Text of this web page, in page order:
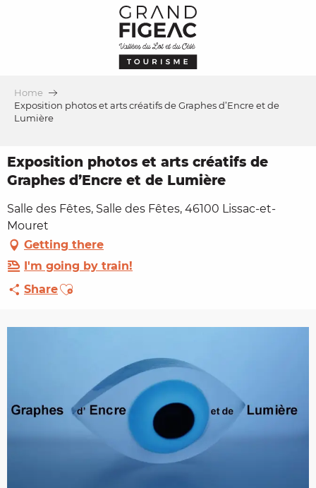
Home
Exposition photos et arts créatifs de Graphes d’Encre et de
Lumière
Exposition photos et arts créatifs de
Graphes d’Encre et de Lumière
Salle des Fêtes, Salle des Fêtes, 46100 Lissac-et-
Mouret
Getting there
I'm going by train!
ShareAjouter aux favoris